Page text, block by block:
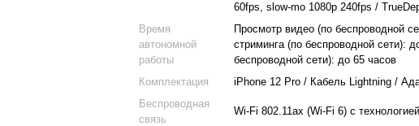
60fps, slow-mo 1080р 240fps /
Время
автономной
работы
Просмотр видео (по беспроводной
стриминга (по беспроводной сети):
беспроводной сети): до 65 часов
Комплектация
iPhone 12 Pro / Кабель Lightning /
Беспроводная
связь
Wi‑Fi 802.11ax (Wi-Fi 6) с